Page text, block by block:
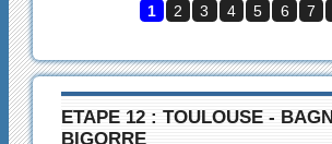
1 2 3 4 5 6 7
ETAPE 12 : TOULOUSE -
BIGORRE